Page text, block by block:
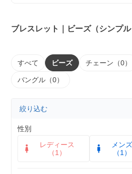
ブレスレット｜ビーズ（シンプル
すべて ビーズ チェーン（0）
バングル（0）
絞り込む
性別
レディース
（1）
メンズ
（1）